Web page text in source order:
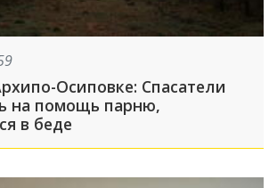
Осиповке: Спасатели
на помощь парню,
в беде